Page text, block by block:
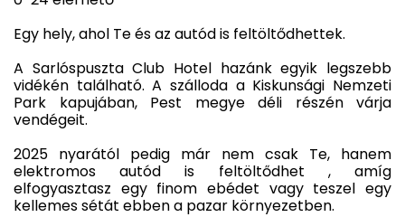
Egy hely, ahol Te és az autód is feltöltődhettek.
A Sarlóspuszta Club Hotel hazánk egyik legszebb
vidékén található. A szálloda a Kiskunsági Nemzeti
Park kapujában, Pest megye déli részén várja
vendégeit.
2025 nyarától pedig már nem csak Te, hanem
elektromos autód is feltöltődhet , amíg
elfogyasztasz egy finom ebédet vagy teszel egy
kellemes sétát ebben a pazar környezetben.